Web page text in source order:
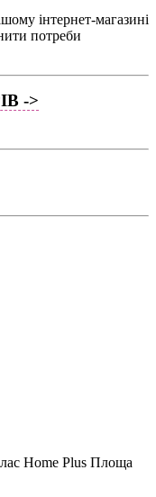
інтернет-магазині
потреби
->
Home Plus Площа